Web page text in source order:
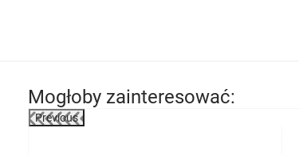
Mogłoby zainteresować:
Previous